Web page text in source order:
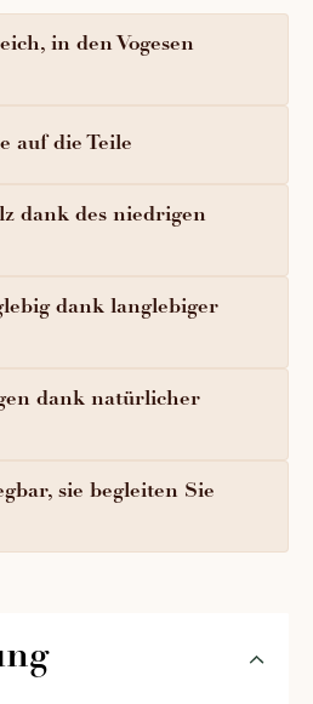
in den Vogesen
auf die Teile
dank des niedrigen
dank langlebiger
dank natürlicher
sie begleiten Sie